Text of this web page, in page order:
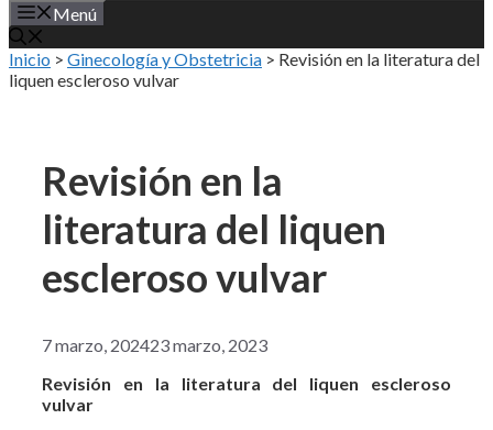
Menú
Inicio > Ginecología y Obstetricia > Revisión en la literatura del
liquen escleroso vulvar
Revisión en la
literatura del liquen
escleroso vulvar
7 marzo, 202423 marzo, 2023
Revisión en la literatura del liquen escleroso
vulvar